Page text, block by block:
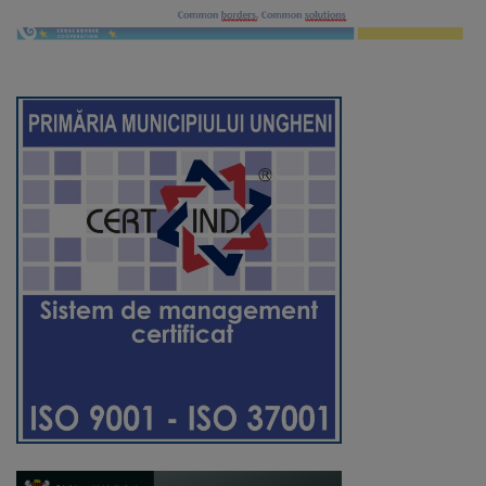
Regulamentul
funcționare
Integritate
și
calitate
Consiliul
Municipal
Secretar
Consilieri